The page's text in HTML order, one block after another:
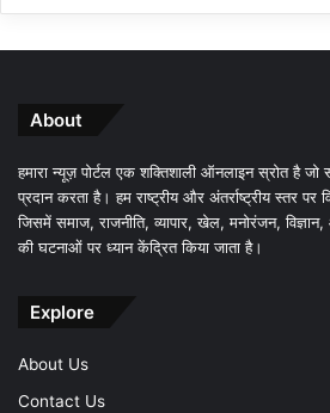
About
हमारा न्यूज़ पोर्टल एक शक्तिशाली ऑनलाइन स्रोत है जो
प्रदान करता है। हम राष्ट्रीय और अंतर्राष्ट्रीय स्तर
जिसमें समाज, राजनीति, व्यापार, खेल, मनोरंजन, विज्ञान,
की घटनाओं पर ध्यान केंद्रित किया जाता है।
Explore
About Us
Contact Us